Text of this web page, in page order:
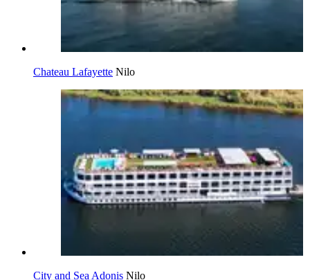
Chateau Lafayette Nilo
City and Sea Adonis Nilo